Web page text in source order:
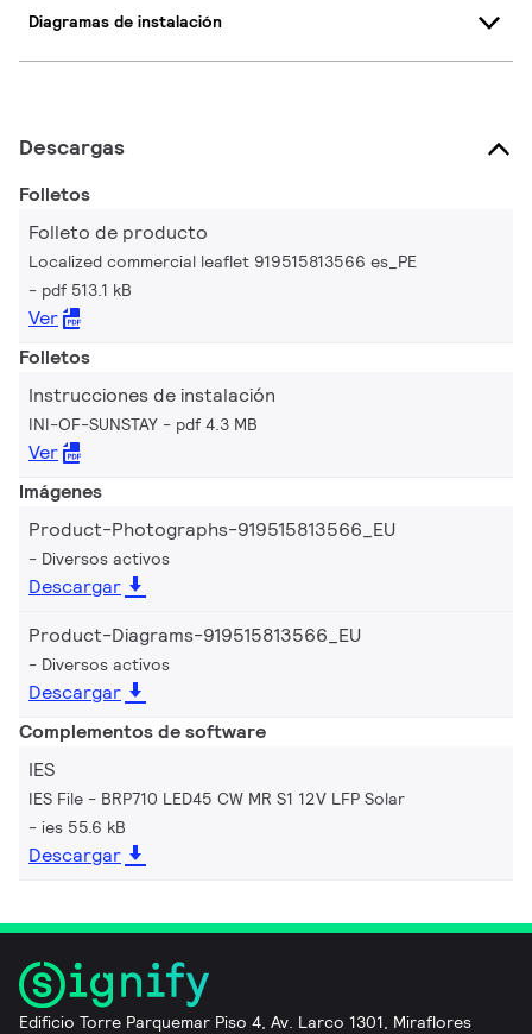
Diagramas de instalación
Descargas
Folletos
Folleto de producto
Localized commercial leaflet 919515813566 es_PE
pdf 513.1 kB
Ver
Folletos
Instrucciones de instalación
INI-OF-SUNSTAY pdf 4.3 MB
Ver
Imágenes
Product-Photographs-919515813566_EU
Diversos activos
Descargar
Product-Diagrams-919515813566_EU
Diversos activos
Descargar
Complementos de software
IES
IES File - BRP710 LED45 CW MR S1 12V LFP Solar
ies 55.6 kB
Descargar
Edificio Torre Parquemar Piso 4, Av. Larco 1301, Miraflores